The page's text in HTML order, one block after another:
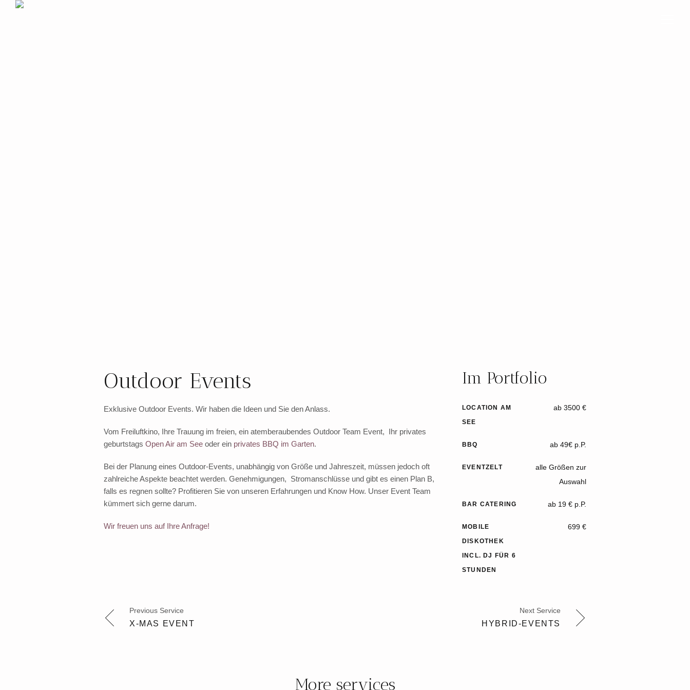
Outdoor Events
Exklusive Outdoor Events. Wir haben die Ideen und Sie den Anlass.
Vom Freiluftkino, Ihre Trauung im freien, ein atemberaubendes Outdoor Team Event, Ihr privates
geburtstags Open Air am See oder ein privates BBQ im Garten.
Bei der Planung eines Outdoor-Events, unabhängig von Größe und Jahreszeit, müssen jedoch oft
zahlreiche Aspekte beachtet werden. Genehmigungen, Stromanschlüsse und gibt es einen Plan B,
falls es regnen sollte? Profitieren Sie von unseren Erfahrungen und Know How. Unser Event Team
kümmert sich gerne darum.
Wir freuen uns auf Ihre Anfrage!
Im Portfolio
LOCATION AM
SEE
ab 3500 €
BBQ ab 49€ p.P.
EVENTZELT
alle Größen zur
Auswahl
BAR CATERING ab 19 € p.P.
MOBILE
DISKOTHEK
INCL. DJ FÜR 6
STUNDEN
699 €
X-MAS EVENT
Previous Service
HYBRID-EVENTS
Next Service
More services